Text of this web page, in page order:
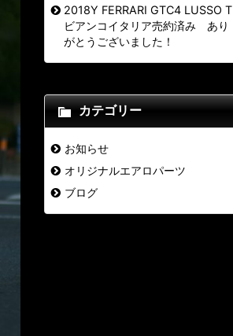
2018Y FERRARI GTC4 LUSSO T
ビアンコイタリア売約済み あり
がとうございました！
カテゴリー
お知らせ
オリジナルエアロパーツ
ブログ